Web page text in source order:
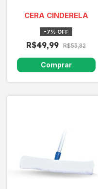
CERA CINDERELA
-7% OFF
R$49,99 R$53,82